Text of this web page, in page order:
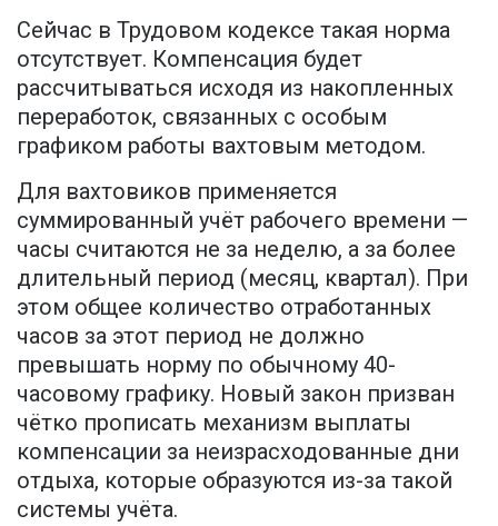
Сейчас в Трудовом кодексе такая норма
отсутствует. Компенсация будет
рассчитываться исходя из накопленных
переработок, связанных с особым
графиком работы вахтовым методом.
Для вахтовиков применяется
суммированный учёт рабочего времени —
часы считаются не за неделю, а за более
длительный период (месяц, квартал). При
этом общее количество отработанных
часов за этот период не должно
превышать норму по обычному 40-
часовому графику. Новый закон призван
чётко прописать механизм выплаты
компенсации за неизрасходованные дни
отдыха, которые образуются из-за такой
системы учёта.